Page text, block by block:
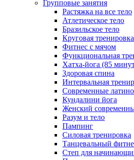
Групповые занятия
Растяжка на все тело
Атлетическое тело
Бразильское тело
Круговая тренировка
Фитнес с мячом
Функциональная
Хатха-йога (85
Здоровая спина
Интервальная
Современные
Кундалини йога
Женский
Разум и тело
Пампинг
Силовая тренировка
Танцевальный
Степ для